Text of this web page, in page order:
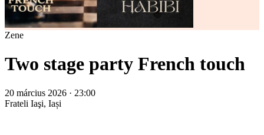
Zene
Two stage party French touch
20 március 2026 · 23:00
Frateli Iaşi, Iași